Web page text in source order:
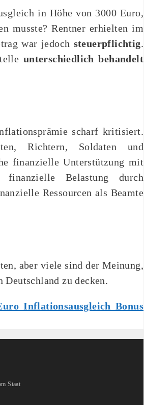
in Höhe von 3000 Euro,
musste? Rentner erhielten im
war jedoch steuerpflichtig.
unterschiedlich behandelt
scharf kritisiert.
Richtern, Soldaten und
finanzielle Unterstützung mit
Belastung durch
Ressourcen als Beamte
aber viele sind der Meinung,
zu decken.
Inflationsausgleich Bonus
Staat